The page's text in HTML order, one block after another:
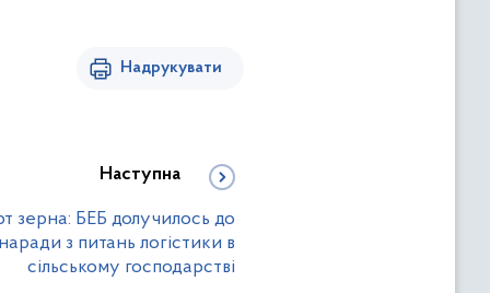
Надрукувати
Наступна
зерна: БЕБ долучилось до
з питань логістики в
сільському господарстві